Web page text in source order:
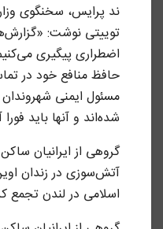
ند پرایس، سخنگوی
توییتی نوشت:
اضطراری پیگیری
حافظ منافع خود در
مسئول ایمنی
شده‌اند و آنها باید
گروهی از ایرانیان
آتش‌سوزی در زندان
اسلامی در لندن تجمع